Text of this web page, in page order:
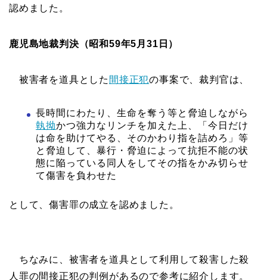
認めました。
鹿児島地裁判決（昭和59年5月31日）
被害者を道具とした 間接正犯の事案で、裁判官は、
長時間にわたり、生命を奪う等と脅迫しながら
執拗かつ強力なリンチを加えた上、「今日だけ
は命を助けてやる、そのかわり指を詰めろ」等
と脅迫して、暴行・脅迫によって抗拒不能の状
態に陥っている同人をしてその指をかみ切らせ
て傷害を負わせた
として、傷害罪の成立を認めました。
ちなみに、被害者を道具として利用して殺害した殺
人罪の間接正犯の判例があるので参考に紹介します。